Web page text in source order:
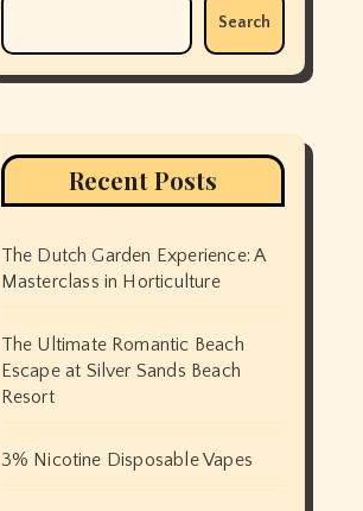
Search
Recent Posts
The Dutch Garden Experience: A
Masterclass in Horticulture
The Ultimate Romantic Beach
Escape at Silver Sands Beach
Resort
3% Nicotine Disposable Vapes